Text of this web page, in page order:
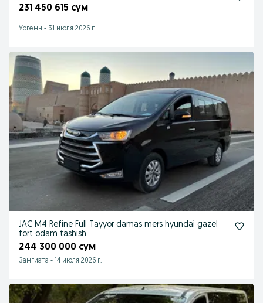
231 450 615 сум
Ургенч - 31 июля 2026 г.
JAC M4 Refine Full Tayyor damas mers hyundai gazel
fort odam tashish
244 300 000 сум
Зангиата - 14 июля 2026 г.